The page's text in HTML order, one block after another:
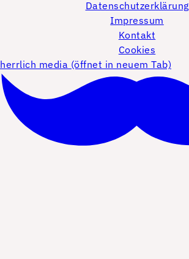
Datenschutzerklärung
Impressum
Kontakt
Cookies
herrlich media (öffnet in neuem Tab)